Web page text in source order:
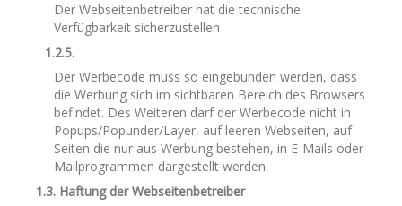
Der Webseitenbetreiber hat die technische
Verfügbarkeit sicherzustellen
1.2.5.
Der Werbecode muss so eingebunden werden, dass
die Werbung sich im sichtbaren Bereich des Browsers
befindet. Des Weiteren darf der Werbecode nicht in
Popups/Popunder/Layer, auf leeren Webseiten, auf
Seiten die nur aus Werbung bestehen, in E-Mails oder
Mailprogrammen dargestellt werden.
1.3. Haftung der Webseitenbetreiber